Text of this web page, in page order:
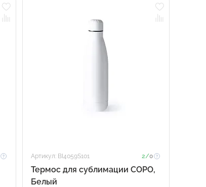
Артикул: BI4059S101 2/0
Термос для сублимации COPO,
Белый